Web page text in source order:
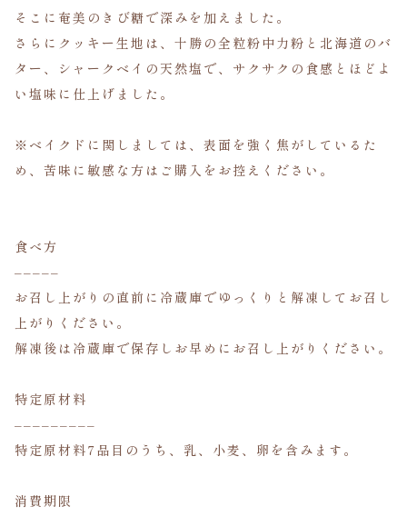
そこに奄美のきび糖で深みを加えました。
さらにクッキー生地は、十勝の全粒粉中力粉と北海道のバ
ター、シャークベイの天然塩で、サクサクの食感とほどよ
い塩味に仕上げました。
※ベイクドに関しましては、表面を強く焦がしているた
め、苦味に敏感な方はご購入をお控えください。
食べ方
–––––
お召し上がりの直前に冷蔵庫でゆっくりと解凍してお召し
上がりください。
解凍後は冷蔵庫で保存しお早めにお召し上がりください。
特定原材料
–––––––––
特定原材料7品目のうち、乳、小麦、卵を含みます。
消費期限